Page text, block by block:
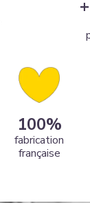
100%
fabrication
française